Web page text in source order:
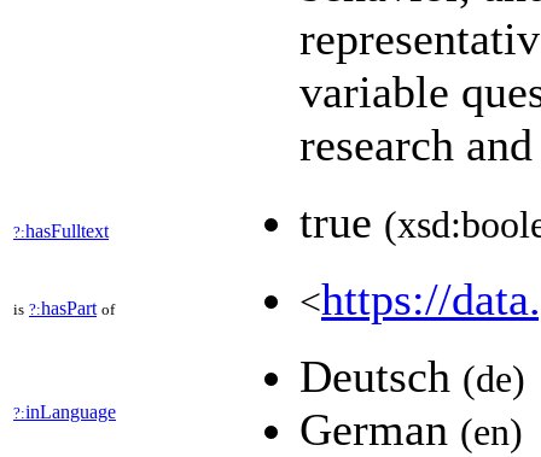
variable
research
?:hasFulltext true
is ?:hasPart of <https://
?:inLanguage
Deutsch (de)
German (en)